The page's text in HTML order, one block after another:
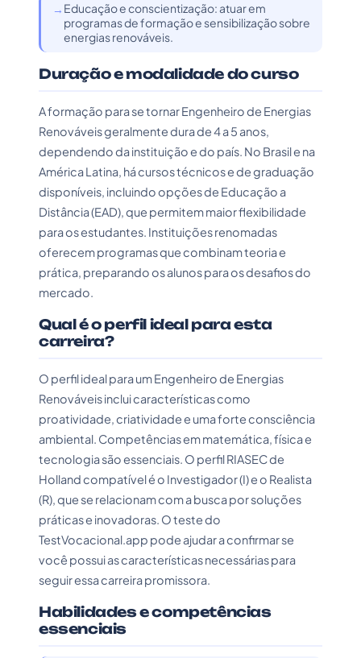
Educação e conscientização: atuar em
programas de formação e sensibilização sobre
energias renováveis.
Duração e modalidade do curso
A formação para se tornar Engenheiro de Energias
Renováveis geralmente dura de 4 a 5 anos,
dependendo da instituição e do país. No Brasil e na
América Latina, há cursos técnicos e de graduação
disponíveis, incluindo opções de Educação a
Distância (EAD), que permitem maior flexibilidade
para os estudantes. Instituições renomadas
oferecem programas que combinam teoria e
prática, preparando os alunos para os desafios do
mercado.
Qual é o perfil ideal para esta
carreira?
O perfil ideal para um Engenheiro de Energias
Renováveis inclui características como
proatividade, criatividade e uma forte consciência
ambiental. Competências em matemática, física e
tecnologia são essenciais. O perfil RIASEC de
Holland compatível é o Investigador (I) e o Realista
(R), que se relacionam com a busca por soluções
práticas e inovadoras. O teste do
TestVocacional.app pode ajudar a confirmar se
você possui as características necessárias para
seguir essa carreira promissora.
Habilidades e competências
essenciais